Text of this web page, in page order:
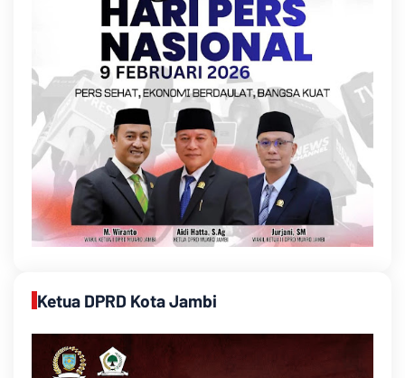
Ketua DPRD Kota Jambi